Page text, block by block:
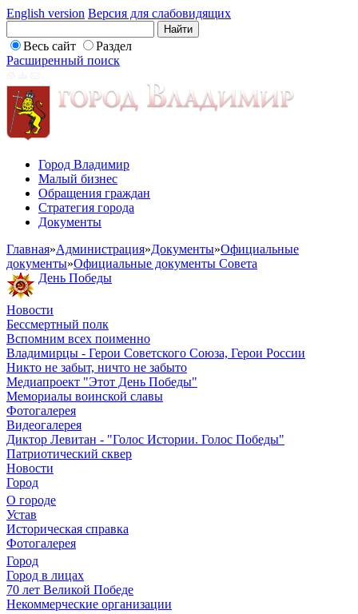
English version Версия для слабовидящих
Весь сайт
Раздел
Расширенный поиск
Город Владимир
Малый бизнес
Обращения граждан
Стратегия города
Документы
Главная»Администрация»Документы»Официальные
документы»Официальные документы Совета
День Победы
Новости
Бессмертный полк
Вспомним всех поименно
Владимирцы - Герои Советского Союза, Герои России
Никто не забыт, ничто не забыто
Медиапроект "Этот День Победы"
Мемориалы воинской славы
Фотогалерея
Видеогалерея
Диктор Левитан - "Голос Истории. Голос Победы"
Патриотический сквер
Новости
Город
О городе
Устав
Историческая справка
Фотогалерея
Город
Город в лицах
70 лет Великой Победе
Некоммерческие организации